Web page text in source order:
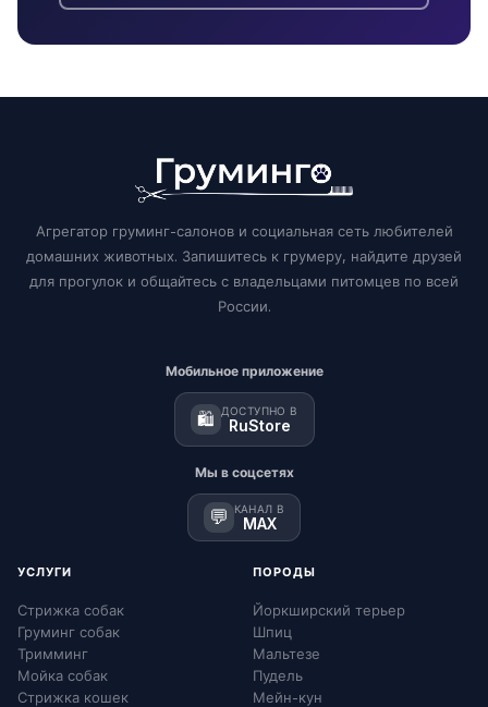
Агрегатор груминг-салонов и социальная сеть любителей
домашних животных. Запишитесь к грумеру, найдите друзей
для прогулок и общайтесь с владельцами питомцев по всей
России.
Мобильное приложение
🛍️ ДОСТУПНО В
RuStore
Мы в соцсетях
💬 КАНАЛ В
MAX
УСЛУГИ
Стрижка собак
Груминг собак
Тримминг
Мойка собак
Стрижка кошек
ПОРОДЫ
Йоркширский терьер
Шпиц
Мальтезе
Пудель
Мейн-кун